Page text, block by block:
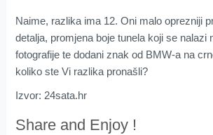
Naime, razlika ima 12. Oni malo oprezniji
detalja, promjena boje tunela koji se nalazi
fotografije te dodani znak od BMW-a na
koliko ste Vi razlika pronašli?
Izvor: 24sata.hr
Share and Enjoy !